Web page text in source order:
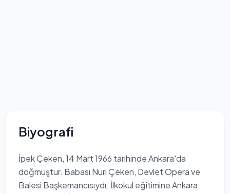
Biyografi
İpek Çeken, 14 Mart 1966 tarihinde Ankara'da
doğmuştur. Babası Nuri Çeken, Devlet Opera ve
Balesi Başkemancısıydı. İlkokul eğitimine Ankara